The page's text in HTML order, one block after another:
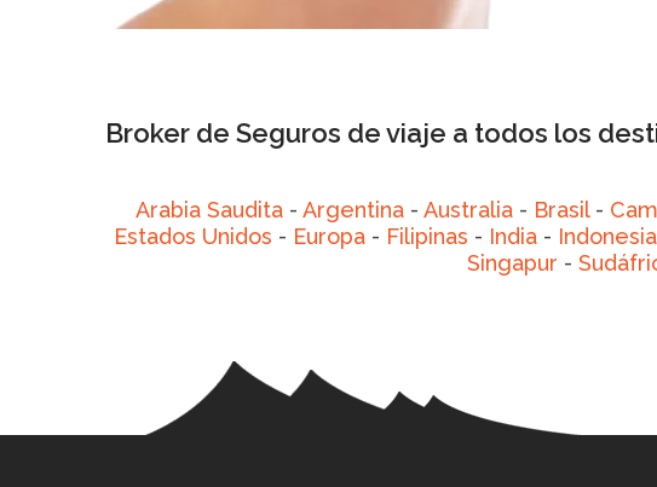
Broker de Seguros de viaje a todos los
Arabia Saudita- Argentina- Australia- Brasil-
Estados Unidos - Europa- Filipinas - India- Indonesia
Singapur -